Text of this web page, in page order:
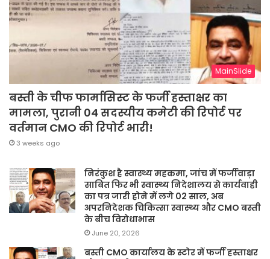
MainSlide
बस्ती के चीफ फार्मासिस्ट के फर्जी हस्ताक्षर का
मामला, पुरानी 04 सदस्यीय कमेटी की रिपोर्ट पर
वर्तमान CMO की रिपोर्ट भारी!
3 weeks ago
निरंकुश है स्वास्थ्य महकमा, जांच में फर्जीवाड़ा
साबित फिर भी स्वास्थ्य निदेशालय से कार्यवाही
का पत्र जारी होने में लगे 02 साल, अब
अपरनिदेशक चिकित्सा स्वास्थ्य और CMO बस्ती
के बीच विरोधाभास
June 20, 2026
बस्ती CMO कार्यालय के स्टोर में फर्जी हस्ताक्षर